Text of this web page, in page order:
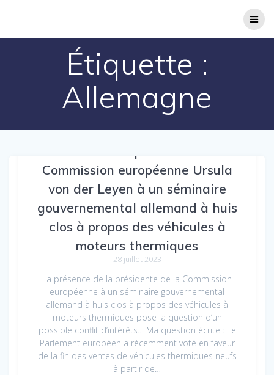
Étiquette :
Allemagne
Commission européenne Ursula
von der Leyen à un séminaire
gouvernemental allemand à huis
clos à propos des véhicules à
moteurs thermiques
28 juillet 2023
La présence de la présidente de la Commission
européenne à un séminaire gouvernemental
allemand à huis clos à propos des véhicules à
moteurs thermiques pose la question d’un
possible conflit d’intérêts… Ma question écrite : Le
Parlement européen a récemment voté en faveur
de la fin des ventes de véhicules thermiques neufs
à partir de…